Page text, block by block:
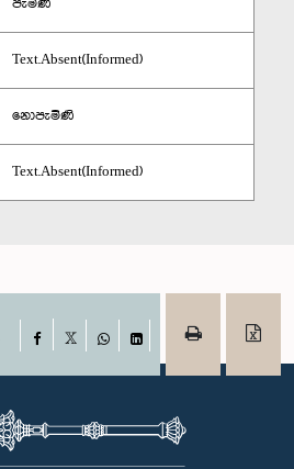
පැමිණි
Text.Absent(Informed)
නොපැමිණි
Text.Absent(Informed)
Facebook
WhatsAppLinkedIn